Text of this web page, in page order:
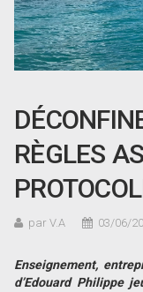
RÈGLES
par V.A 03/06/
Enseignement,
d’Edouard Philippe